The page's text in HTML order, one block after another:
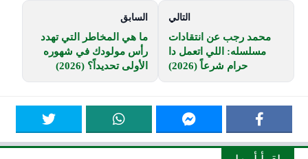
التالي
محمد رجب عن انتقادات
مسلسله: اللي اتعمل دا
حرام شرعاً (2026)
السابق
ما هي المخاطر التي تهدد
رأس مولودك في شهوره
الأولى تحديداً؟ (2026)